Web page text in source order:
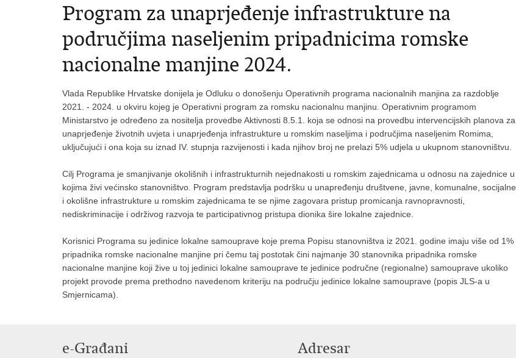
Program za unaprjeđenje infrastrukture na
područjima naseljenim pripadnicima romske
nacionalne manjine 2024.
Vlada Republike Hrvatske donijela je Odluku o donošenju Operativnih programa nacionalnih manjina za razdoblje
2021. - 2024. u okviru kojeg je Operativni program za romsku nacionalnu manjinu. Operativnim programom
Ministarstvo je određeno za nositelja provedbe Aktivnosti 8.5.1. koja se odnosi na provedbu intervencijskih planova za
unaprjeđenje životnih uvjeta i unaprjeđenja infrastrukture u romskim naseljima i područjima naseljenim Romima,
uključujući i ona koja su iznad IV. stupnja razvijenosti i kada njihov broj ne prelazi 5% udjela u ukupnom stanovništvu.
Cilj Programa je smanjivanje okolišnih i infrastrukturnih nejednakosti u romskim zajednicama u odnosu na zajednice u
kojima živi većinsko stanovništvo. Program predstavlja podršku u unapređenju društvene, javne, komunalne, socijalne
i okolišne infrastrukture u romskim zajednicama te se njime zagovara pristup promicanja ravnopravnosti,
nediskriminacije i održivog razvoja te participativnog pristupa dionika šire lokalne zajednice.
Korisnici Programa su jedinice lokalne samouprave koje prema Popisu stanovništva iz 2021. godine imaju više od 1%
pripadnika romske nacionalne manjine pri čemu taj postotak čini najmanje 30 stanovnika pripadnika romske
nacionalne manjine koji žive u toj jedinici lokalne samouprave te jedinice područne (regionalne) samouprave ukoliko
projekt provode prema prethodno navedenom kriteriju na području jedinice lokalne samouprave (popis JLS-a u
Smjernicama).
e-Građani Adresar